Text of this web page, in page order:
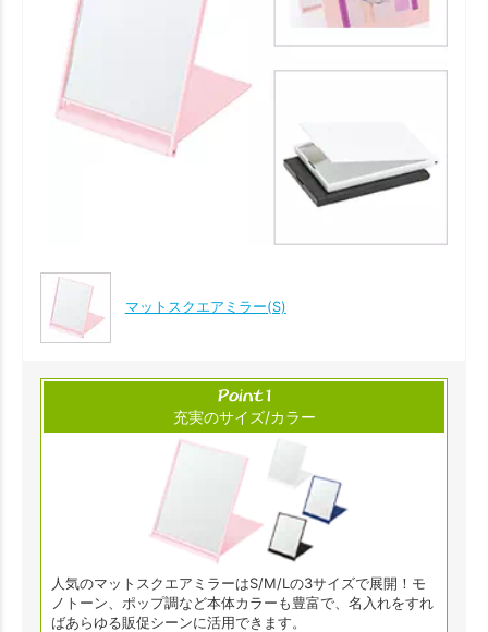
マットスクエアミラー(S)
充実のサイズ/カラー
人気のマットスクエアミラーはS/M/Lの3サイズで展開！モ
ノトーン、ポップ調など本体カラーも豊富で、名入れをすれ
ばあらゆる販促シーンに活用できます。